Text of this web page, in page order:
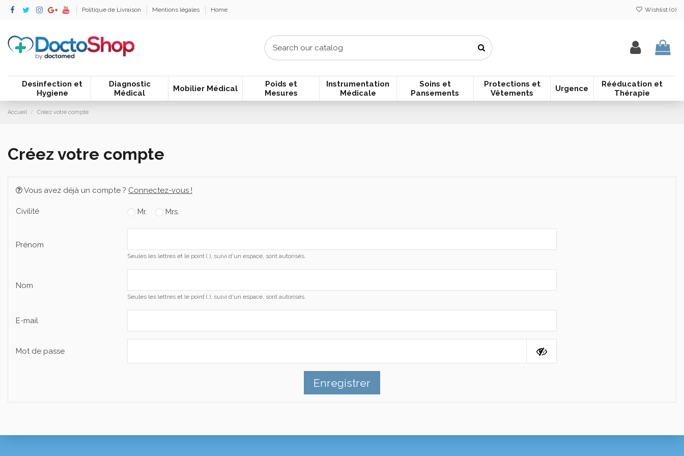
Politique de Livraison Mentions légales Home Wishlist (0)
Desinfection et
Hygiene
Diagnostic
Médical
Mobilier Médical
Poids et
Mesures
Instrumentation
Médicale
Soins et
Pansements
Protections et
Vêtements
Urgence
Rééducation et
Thérapie
Accueil Créez votre compte
Créez votre compte
Vous avez déjà un compte ? Connectez-vous !
Civilité Mr. Mrs.
Prénom
Seules les lettres et le point (.), suivi d'un espace, sont autorisés.
Nom
Seules les lettres et le point (.), suivi d'un espace, sont autorisés.
E-mail
Mot de passe
Enregistrer